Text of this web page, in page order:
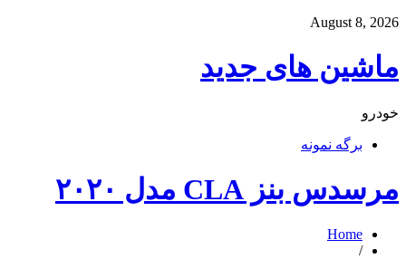
August 8, 2026
ماشین های جدید
خودرو
برگه نمونه
مرسدس بنز CLA مدل ۲۰۲۰
Home
/